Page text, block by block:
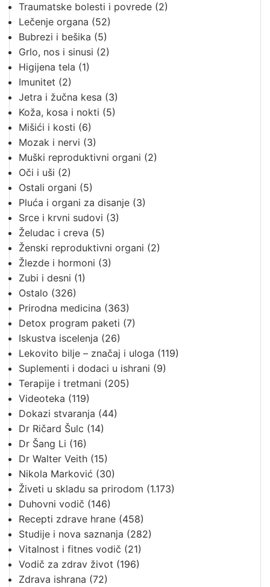
Traumatske bolesti i povrede (2)
Lečenje organa (52)
Bubrezi i bešika (5)
Grlo, nos i sinusi (2)
Higijena tela (1)
Imunitet (2)
Jetra i žučna kesa (3)
Koža, kosa i nokti (5)
Mišići i kosti (6)
Mozak i nervi (3)
Muški reproduktivni organi (2)
Oči i uši (2)
Ostali organi (5)
Pluća i organi za disanje (3)
Srce i krvni sudovi (3)
Želudac i creva (5)
Ženski reproduktivni organi (2)
Žlezde i hormoni (3)
Zubi i desni (1)
Ostalo (326)
Prirodna medicina (363)
Detox program paketi (7)
Iskustva iscelenja (26)
Lekovito bilje – značaj i uloga (119)
Suplementi i dodaci u ishrani (9)
Terapije i tretmani (205)
Videoteka (119)
Dokazi stvaranja (44)
Dr Ričard Šulc (14)
Dr Šang Li (16)
Dr Walter Veith (15)
Nikola Marković (30)
Živeti u skladu sa prirodom (1.173)
Duhovni vodič (146)
Recepti zdrave hrane (458)
Studije i nova saznanja (282)
Vitalnost i fitnes vodič (21)
Vodič za zdrav život (196)
Zdrava ishrana (72)